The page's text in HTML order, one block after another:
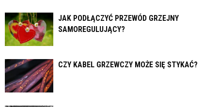
JAK PODŁĄCZYĆ PRZEWÓD GRZEJNY
SAMOREGULUJĄCY?
CZY KABEL GRZEWCZY MOŻE SIĘ STYKAĆ?